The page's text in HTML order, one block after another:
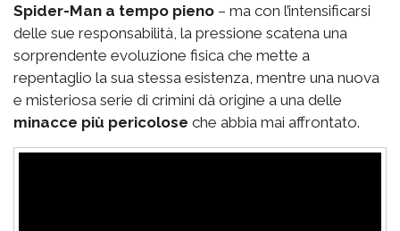
Spider-Man a tempo pieno – ma con l’intensificarsi
delle sue responsabilità, la pressione scatena una
sorprendente evoluzione fisica che mette a
repentaglio la sua stessa esistenza, mentre una nuova
e misteriosa serie di crimini dà origine a una delle
minacce più pericolose che abbia mai affrontato.